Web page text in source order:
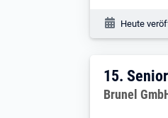
Heute
15.
15.
Brunel